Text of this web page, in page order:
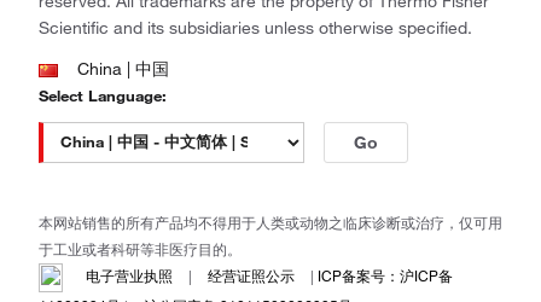
Patheon
PPD
Scientific and its subsidiaries unless otherwise specified.
China | 中国
Select Language:
Go
本网站销售的所有产品均不得用于人类或动物之临床诊断或治疗，仅可用
于工业或者科研等非医疗目的。
电子营业执照
| 经营证照公示 | ICP备案号：沪ICP备